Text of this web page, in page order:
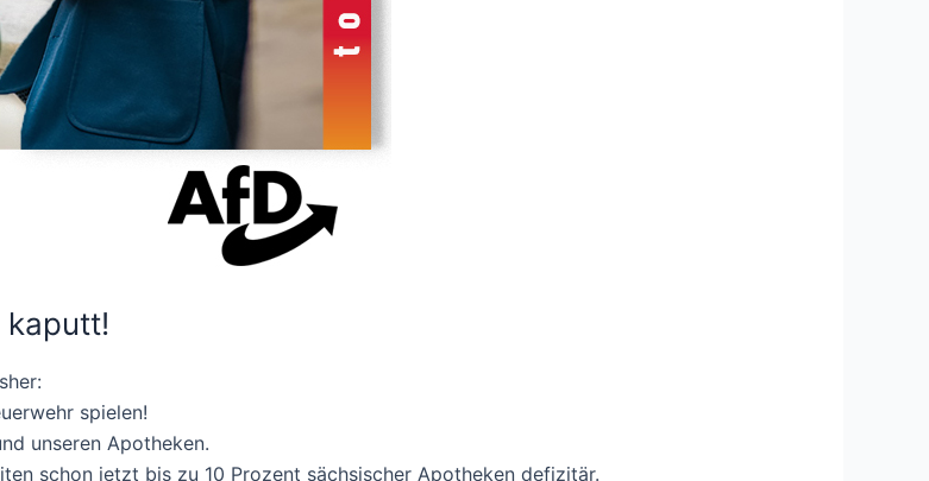
kaputt!
spielen!
unseren Apotheken.
schon jetzt bis zu 10 Prozent sächsischer Apotheken defizitär.